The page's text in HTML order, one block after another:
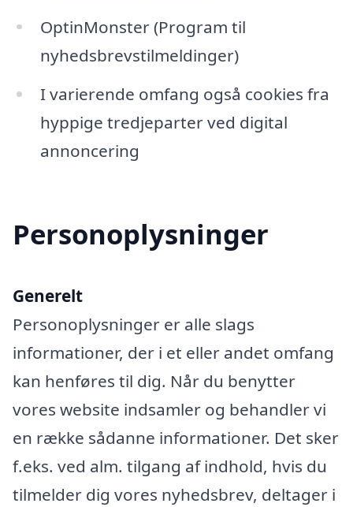
OptinMonster (Program til
nyhedsbrevstilmeldinger)
I varierende omfang også cookies fra
hyppige tredjeparter ved digital
annoncering
Personoplysninger
Generelt
Personoplysninger er alle slags
informationer, der i et eller andet omfang
kan henføres til dig. Når du benytter
vores website indsamler og behandler vi
en række sådanne informationer. Det sker
f.eks. ved alm. tilgang af indhold, hvis du
tilmelder dig vores nyhedsbrev, deltager i